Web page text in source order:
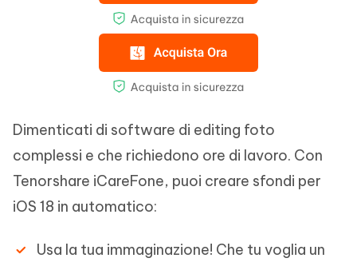
Dimenticati di software di editing foto
complessi e che richiedono ore di lavoro. Con
Tenorshare iCareFone, puoi creare sfondi per
iOS 18 in automatico:
Usa la tua immaginazione! Che tu voglia un